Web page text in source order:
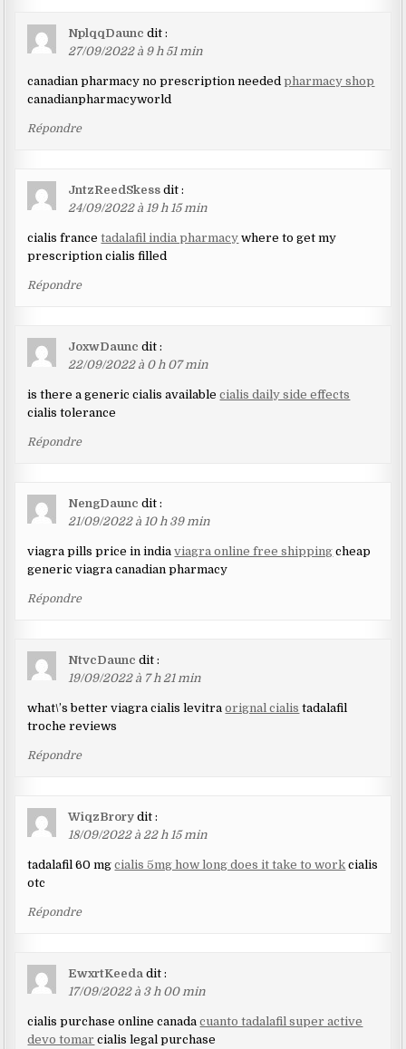
NplqqDaunc dit :
27/09/2022 à 9 h 51 min
canadian pharmacy no prescription neededpharmacy shop
canadianpharmacyworld
Répondre
JntzReedSkess dit :
24/09/2022 à 19 h 15 min
cialis francetadalafil india pharmacy where to get my
prescription cialis filled
Répondre
JoxwDaunc dit :
22/09/2022 à 0 h 07 min
is there a generic cialis availablecialis daily side effects
cialis tolerance
Répondre
NengDaunc dit :
21/09/2022 à 10 h 39 min
viagra pills price in indiaviagra online free shipping cheap
generic viagra canadian pharmacy
Répondre
NtvcDaunc dit :
19/09/2022 à 7 h 21 min
what\’s better viagra cialis levitraorignal cialis tadalafil
troche reviews
Répondre
WiqzBrory dit :
18/09/2022 à 22 h 15 min
tadalafil 60 mgcialis 5mg how long does it take to work cialis
otc
Répondre
EwxrtKeeda dit :
17/09/2022 à 3 h 00 min
cialis purchase online canadacuanto tadalafil super active
devo tomar cialis legal purchase